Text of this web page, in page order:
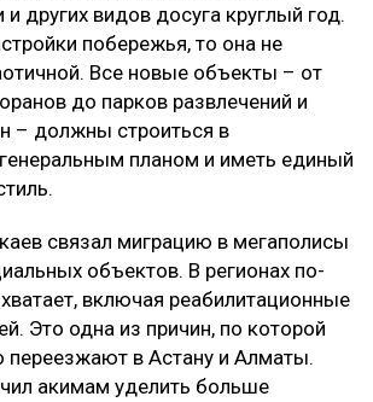
и других видов досуга круглый год.
побережья, то она не
Все новые объекты – от
до парков развлечений и
– должны строиться в
планом и иметь единый
связал миграцию в мегаполисы
объектов. В регионах по-
включая реабилитационные
Это одна из причин, по которой
переезжают в Астану и Алматы.
акимам уделить больше